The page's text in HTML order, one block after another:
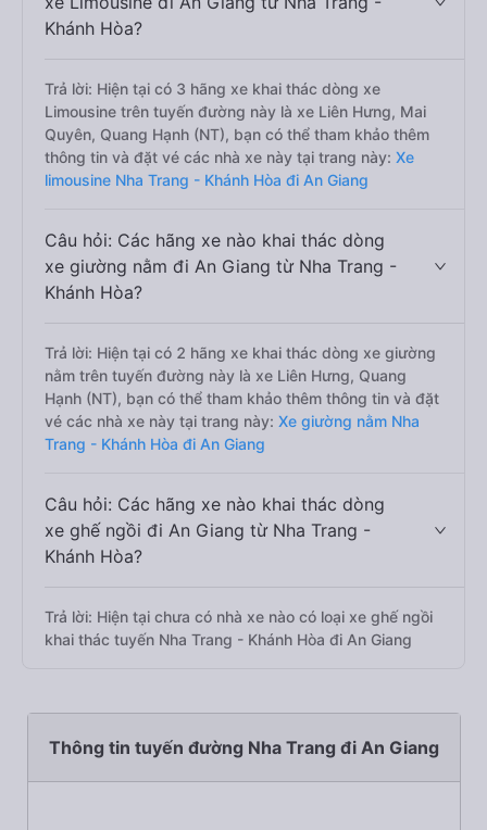
Khánh Hòa?
Trả lời: Hiện tại có 3 hãng xe khai thác dòng xe
Limousine trên tuyến đường này là xe Liên Hưng, Mai
Quyên, Quang Hạnh (NT), bạn có thể tham khảo thêm
thông tin và đặt vé các nhà xe này tại trang này: Xe
limousine Nha Trang - Khánh Hòa đi An Giang
Câu hỏi: Các hãng xe nào khai thác dòng
xe giường nằm đi An Giang từ Nha Trang -
Khánh Hòa?
Trả lời: Hiện tại có 2 hãng xe khai thác dòng xe giường
nằm trên tuyến đường này là xe Liên Hưng, Quang
Hạnh (NT), bạn có thể tham khảo thêm thông tin và đặt
vé các nhà xe này tại trang này: Xe giường nằm Nha
Trang - Khánh Hòa đi An Giang
Câu hỏi: Các hãng xe nào khai thác dòng
xe ghế ngồi đi An Giang từ Nha Trang -
Khánh Hòa?
Trả lời: Hiện tại chưa có nhà xe nào có loại xe ghế ngồi
khai thác tuyến Nha Trang - Khánh Hòa đi An Giang
Thông tin tuyến đường Nha Trang đi An Giang